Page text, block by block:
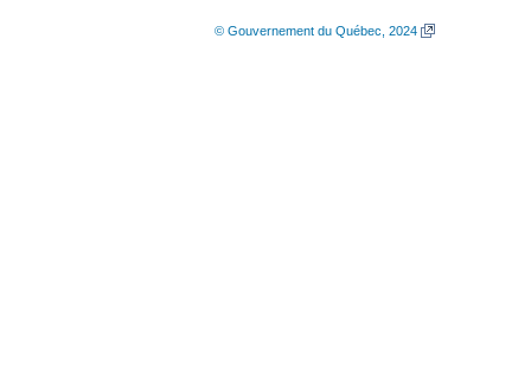
© Gouvernement du Québec, 2024